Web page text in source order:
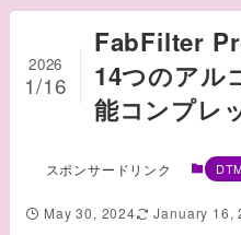
FabFilter
14つのアル
能コンプレ
2026
1/16
スポンサードリンク
May 30, 2024 January 16,